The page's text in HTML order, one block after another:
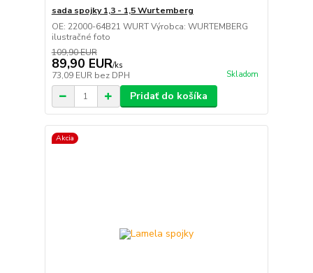
sada spojky 1,3 - 1,5 Wurtemberg
OE: 22000-64B21 WURT Výrobca: WURTEMBERG
ilustračné foto
109,90 EUR
89,90 EUR/ks
73,09 EUR bez DPH Skladom
Pridať do košíka
Akcia